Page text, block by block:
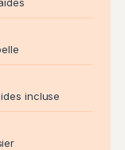
incluse